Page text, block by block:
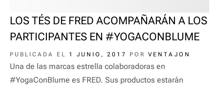
LOS TÉS DE FRED ACOMPAÑARÁN A LOS
PARTICIPANTES EN #YOGACONBLUME
PUBLICADA EL 1 JUNIO, 2017 POR VENTAJON
Una de las marcas estrella colaboradoras en
#YogaConBlume es FRED. Sus productos estarán